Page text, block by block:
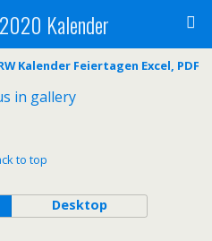
Kalender
Kalender Feiertagen Excel, PDF
in gallery
to top
Desktop